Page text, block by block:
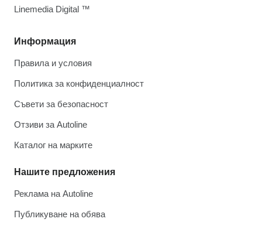
Информация
Правила и условия
Политика за конфиденциалност
Съвети за безопасност
Отзиви за Autoline
Каталог на марките
Нашите предложения
Реклама на Autoline
Публикуване на обява
Linemedia Digital ™